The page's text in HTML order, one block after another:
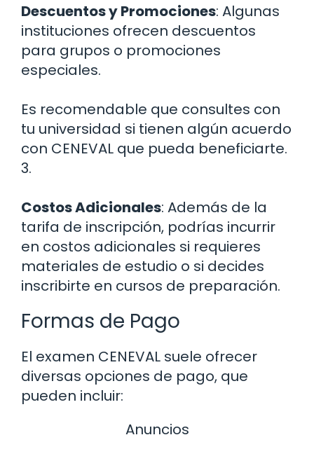
Descuentos y Promociones: Algunas
instituciones ofrecen descuentos
para grupos o promociones
especiales.
Es recomendable que consultes con
tu universidad si tienen algún acuerdo
con CENEVAL que pueda beneficiarte.
3.
Costos Adicionales: Además de la
tarifa de inscripción, podrías incurrir
en costos adicionales si requieres
materiales de estudio o si decides
inscribirte en cursos de preparación.
Formas de Pago
El examen CENEVAL suele ofrecer
diversas opciones de pago, que
pueden incluir:
Anuncios